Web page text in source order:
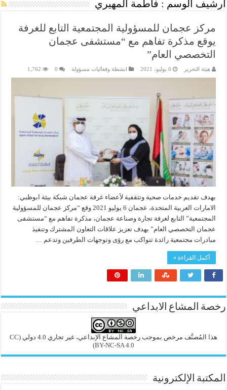
أرشيف الوسم : فاطمة المهيري
مركز عجمان للمسؤولية المجتمعية التابع للغرفة
يوقع مذكرة تفاهم مع “مستشفى عجمان
التخصصي العام”
هيئة التحرير 6 يوليو، 2021 انشطة وفعاليات مسؤولة 0
1,762
بهدف تقديم خدمات صحية وتثقفية لأعضاء غرفة عجمان شبكة بيئة ابوظبي:
الامارات العربية المتحدة، عجمان 6 يوليو 2021 وقع “مركز عجمان للمسؤولية
المجتمعية” التابع لغرفة تجارة وصناعة عجمان، مذكرة تفاهم مع “مستشفى
عجمان التخصصي العام” بهدف تعزيز علاقات التعاون المشترك وتنفيذ
مبادرات مجتمعية رائدة تتواكب مع رؤى وتوجهات الطرفين وتدعم …
أكمل القراءة »
رخصة المشاع الابداعي
هذا المُصنَّف مرخص بموجب رخصة المشاع الإبداعي، غير تجاري 4.0 دولي
(CC
BY-NC-SA 4.0)
المكتبة الإلكترونية